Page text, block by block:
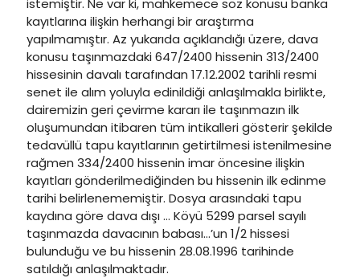
istemiştir. Ne var ki, mahkemece söz konusu banka
kayıtlarına ilişkin herhangi bir araştırma
yapılmamıştır. Az yukarıda açıklandığı üzere, dava
konusu taşınmazdaki 647/2400 hissenin 313/2400
hissesinin davalı tarafından 17.12.2002 tarihli resmi
senet ile alım yoluyla edinildiği anlaşılmakla birlikte,
dairemizin geri çevirme kararı ile taşınmazın ilk
oluşumundan itibaren tüm intikalleri gösterir şekilde
tedavüllü tapu kayıtlarının getirtilmesi istenilmesine
rağmen 334/2400 hissenin imar öncesine ilişkin
kayıtları gönderilmediğinden bu hissenin ilk edinme
tarihi belirlenememiştir. Dosya arasındaki tapu
kaydına göre dava dışı … Köyü 5299 parsel sayılı
taşınmazda davacının babası…’un 1/2 hissesi
bulunduğu ve bu hissenin 28.08.1996 tarihinde
satıldığı anlaşılmaktadır.